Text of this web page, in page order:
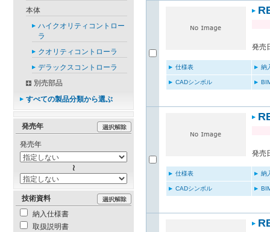
発売
仕様表 納
CADシンボル
発売
仕様表 納
CADシンボル
本体
ハイクオリティコントロー
ラ
クオリティコントローラ
デラックスコントローラ
別売部品
すべての製品分類から選ぶ
発売年
発売年
技術資料
納入仕様書
取扱説明書